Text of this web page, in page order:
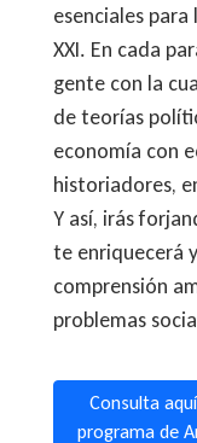
esenciales para
XXI. En cada
gente con la
de teorías
economía con
historiadores,
Y así, irás
te enriquecerá
comprensión
problemas
Consulta
programa de